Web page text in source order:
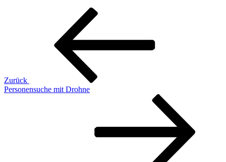
Beitragsnavigation
Zurück
Personensuche mit Drohne